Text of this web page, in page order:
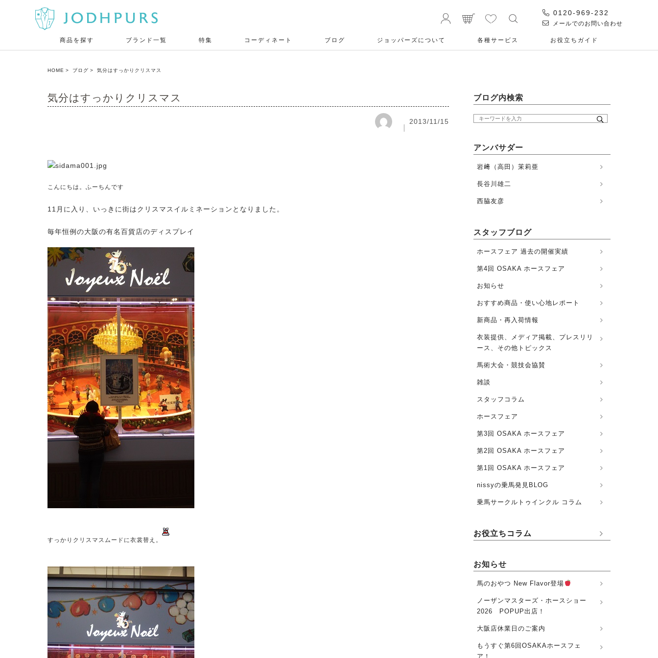
0120-969-232
メールでのお問い合わせ
商品を探す ブランド一覧 特集 コーディネート ブログ ジョッパーズについて 各種サービス お役⽴ちガイド
HOME ブログ 気分はすっかりクリスマス
気分はすっかりクリスマス
2013/11/15
こんにちは。ふーちんです
11月に入り、いっきに街はクリスマスイルミネーションとなりました。
毎年恒例の大阪の有名百貨店のディスプレイ
すっかりクリスマスムードに衣裳替え。
ブログ内検索
アンバサダー
岩﨑（高田）茉莉亜
長谷川雄二
西脇友彦
スタッフブログ
ホースフェア 過去の開催実績
第4回 OSAKA ホースフェア
お知らせ
おすすめ商品・使い心地レポート
新商品・再入荷情報
衣装提供、メディア掲載、プレスリリ
ース、その他トピックス
馬術大会・競技会協賛
雑談
スタッフコラム
ホースフェア
第3回 OSAKA ホースフェア
第2回 OSAKA ホースフェア
第1回 OSAKA ホースフェア
nissyの乗馬発見BLOG
乗馬サークルトゥインクル コラム
お役立ちコラム
お知らせ
馬のおやつ New Flavor登場
ノーザンマスターズ・ホースショー
2026 POPUP出店！
大阪店休業日のご案内
もうすぐ第6回OSAKAホースフェ
ア！